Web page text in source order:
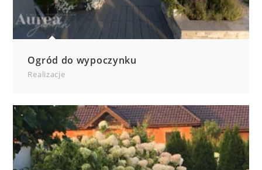
Ogród do wypoczynku
Realizacje